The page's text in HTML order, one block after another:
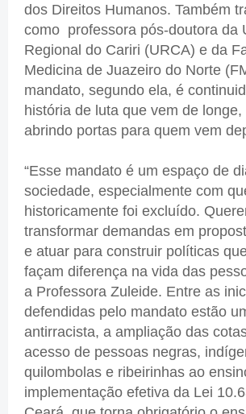
dos Direitos Humanos. Também
como professora pós-doutora da
Regional do Cariri (URCA) e da
Medicina de Juazeiro do Norte
mandato, segundo ela, é
história de luta que vem de
abrindo portas para quem vem
“Esse mandato é um espaço de
sociedade, especialmente com
historicamente foi excluído.
transformar demandas em
e atuar para construir políticas
façam diferença na vida das
a Professora Zuleide. Entre as
defendidas pelo mandato estão
antirracista, a ampliação das
acesso de pessoas negras,
quilombolas e ribeirinhas ao
implementação efetiva da Lei